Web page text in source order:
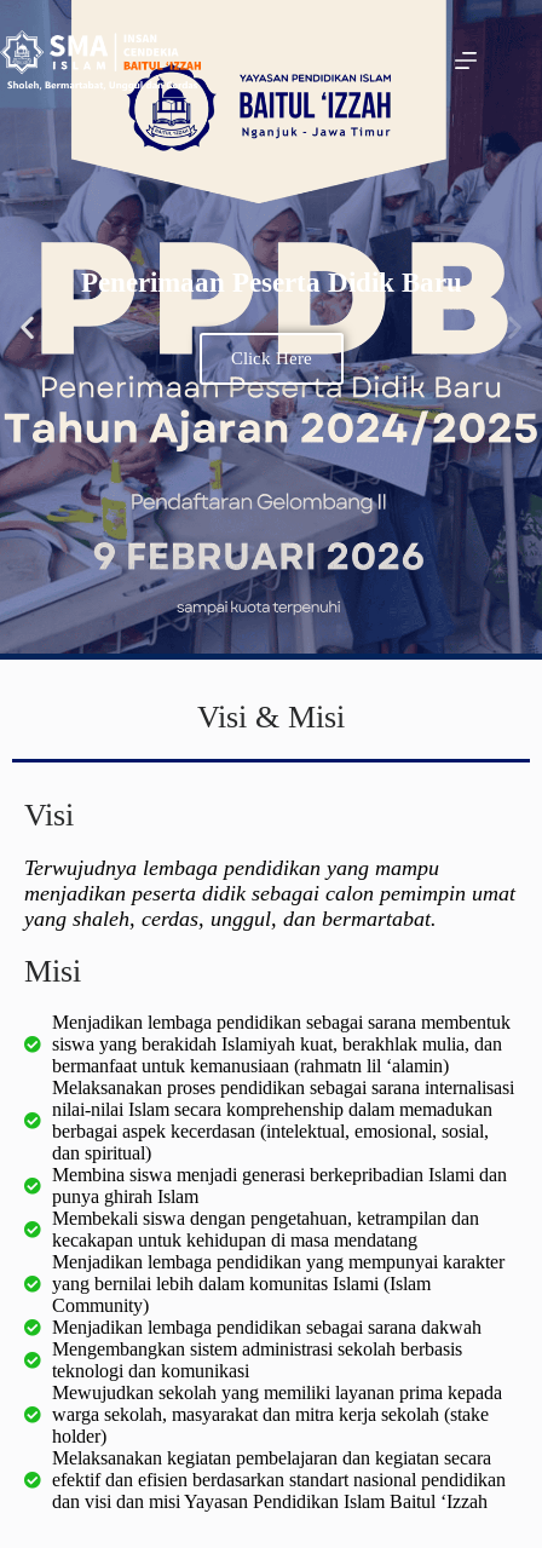
Penerimaan Peserta Didik Baru
Click Here
Visi & Misi
Visi
Terwujudnya lembaga pendidikan yang mampu
menjadikan peserta didik sebagai calon pemimpin umat
yang shaleh, cerdas, unggul, dan bermartabat.
Misi
Menjadikan lembaga pendidikan sebagai sarana membentuk
siswa yang berakidah Islamiyah kuat, berakhlak mulia, dan
bermanfaat untuk kemanusiaan (rahmatn lil ‘alamin)
Melaksanakan proses pendidikan sebagai sarana internalisasi
nilai-nilai Islam secara komprehenship dalam memadukan
berbagai aspek kecerdasan (intelektual, emosional, sosial,
dan spiritual)
Membina siswa menjadi generasi berkepribadian Islami dan
punya ghirah Islam
Membekali siswa dengan pengetahuan, ketrampilan dan
kecakapan untuk kehidupan di masa mendatang
Menjadikan lembaga pendidikan yang mempunyai karakter
yang bernilai lebih dalam komunitas Islami (Islam
Community)
Menjadikan lembaga pendidikan sebagai sarana dakwah
Mengembangkan sistem administrasi sekolah berbasis
teknologi dan komunikasi
Mewujudkan sekolah yang memiliki layanan prima kepada
warga sekolah, masyarakat dan mitra kerja sekolah (stake
holder)
Melaksanakan kegiatan pembelajaran dan kegiatan secara
efektif dan efisien berdasarkan standart nasional pendidikan
dan visi dan misi Yayasan Pendidikan Islam Baitul ‘Izzah